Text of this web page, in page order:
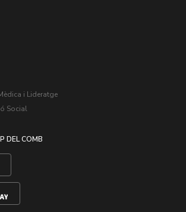
i Lideratge
Social
DEL COMB